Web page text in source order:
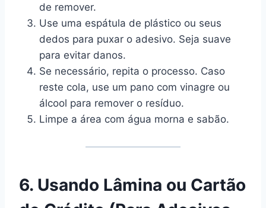
de remover.
Use uma espátula de plástico ou seus
dedos para puxar o adesivo. Seja suave
para evitar danos.
Se necessário, repita o processo. Caso
reste cola, use um pano com vinagre ou
álcool para remover o resíduo.
Limpe a área com água morna e sabão.
6. Usando Lâmina ou Cartão